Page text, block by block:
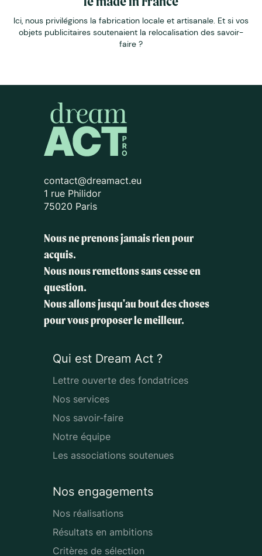
Ici, nous privilégions la fabrication locale et artisanale. Et si vos
objets publicitaires soutenaient la relocalisation des savoir-
faire ?
contact@dreamact.eu
1 rue Philidor
75020 Paris
Nous ne prenons jamais rien pour
acquis.
Nous nous remettons sans cesse en
question.
Nous allons jusqu'au bout des choses
pour vous proposer le meilleur.
Qui est Dream Act ?
Lettre ouverte des fondatrices
Nos services
Nos savoir-faire
Notre équipe
Les associations soutenues
Nos engagements
Nos réalisations
Résultats en ambitions
Critères de sélection